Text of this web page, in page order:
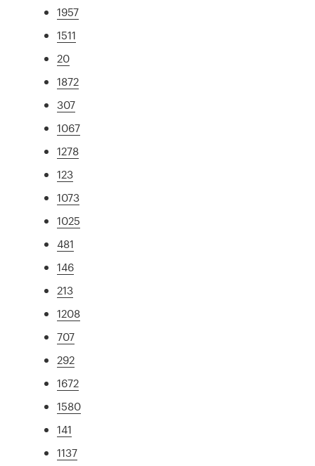
1957
1511
20
1872
307
1067
1278
123
1073
1025
481
146
213
1208
707
292
1672
1580
141
1137